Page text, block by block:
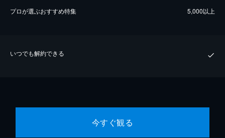
プロが選ぶおすすめ特集 5,000以上
いつでも解約できる
今すぐ観る